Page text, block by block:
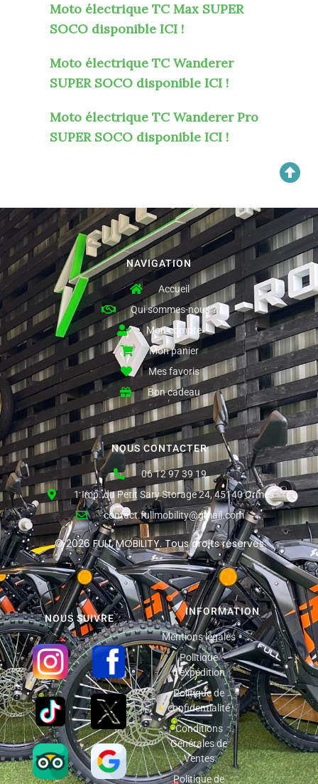
Moto électrique TC Max SUPER
SOCO disponible ICI !
Moto électrique TC Wanderer
SUPER SOCO disponible ICI !
Moto électrique TC Wanderer Pro
SUPER SOCO disponible ICI !
NAVIGATION
Accueil
Qui sommes-nous ?
Mon compte
Mon panier
Mes favoris
Bon cadeau
NOUS CONTACTER
06 12 97 39 19
1 Imp. du Petit Sary Storage 24, 45140 Ormes
contact.fullmobility@gmail.com
© 2026 FULL MOBILITY. Tous droits réservés
NOUS SUIVRE
INFORMATION
Mentions légales
Politique
d'expédition
Politique de
confidentialité
Conditions
Générales de
Ventes
Politique de